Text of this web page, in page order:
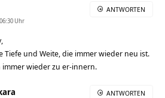
Uhr
Tiefe und Weite, die immer wieder neu ist.
immer wieder zu er-innern.
ANTWORTEN
ANTWORTEN